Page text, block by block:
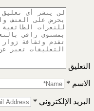
التعليق
الاسم *
البريد الإلكتروني *